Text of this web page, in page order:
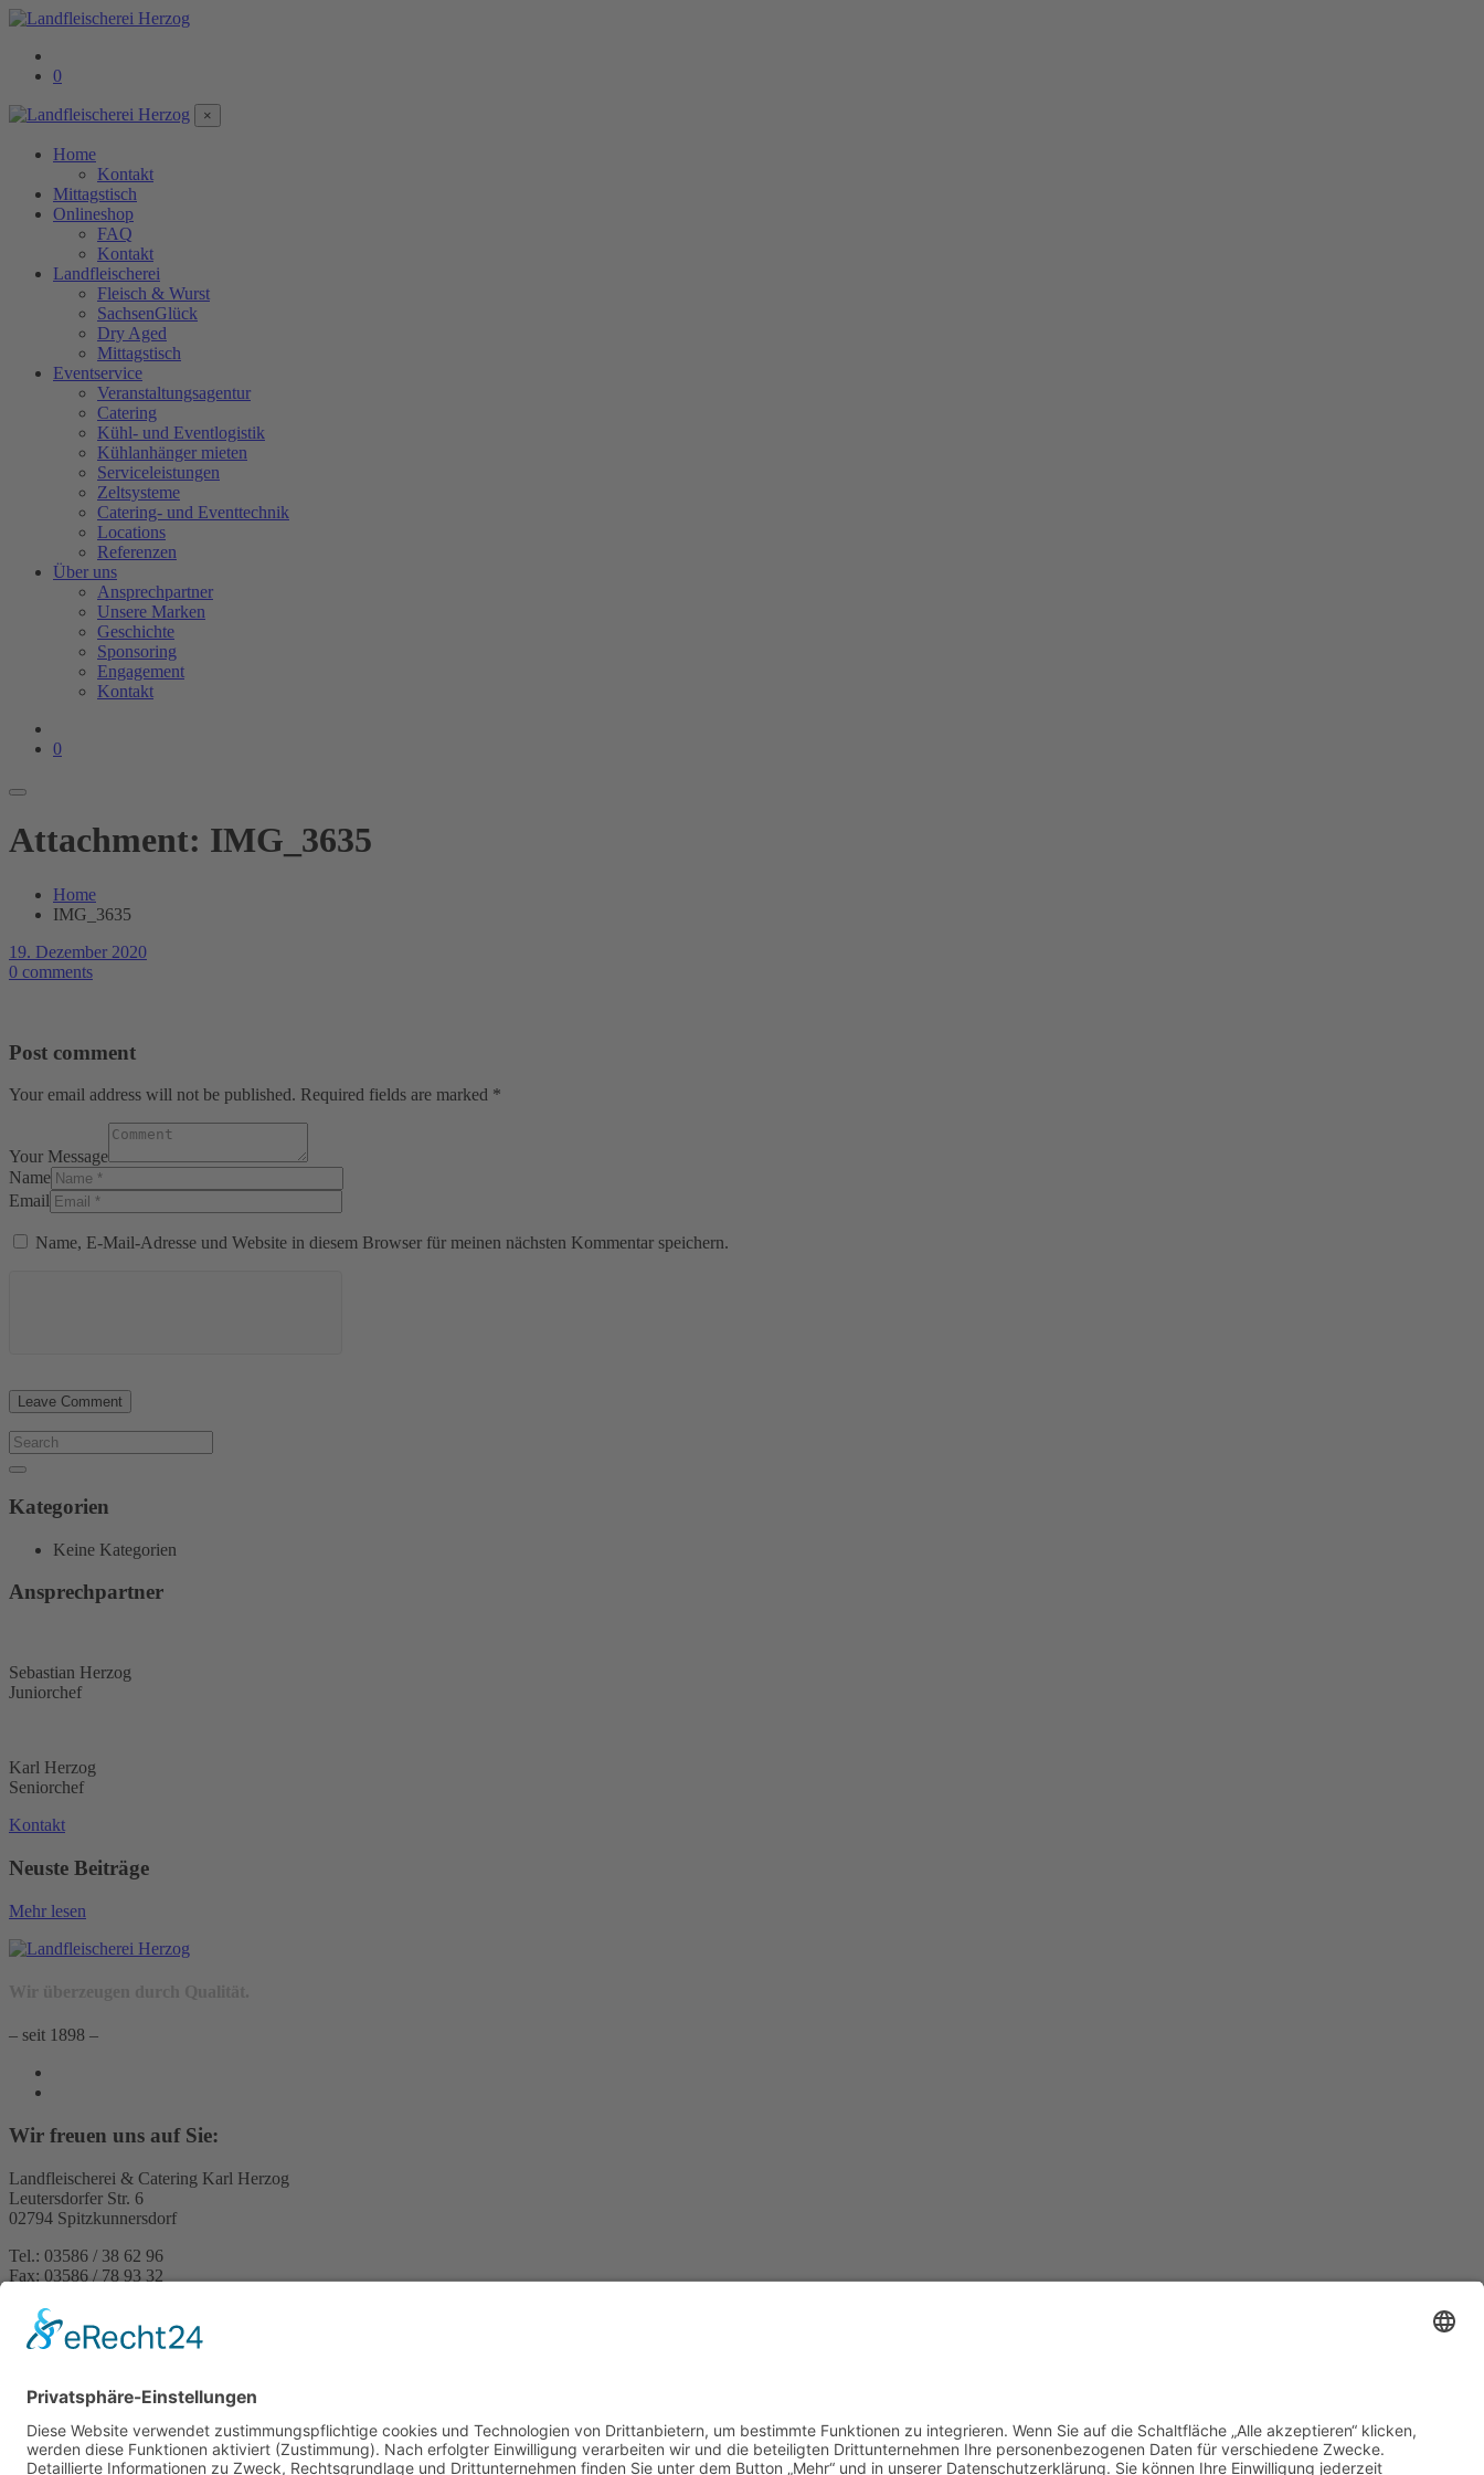
0
×
Home
Kontakt
Mittagstisch
Onlineshop
FAQ
Kontakt
Landfleischerei
Fleisch & Wurst
SachsenGlück
Dry Aged
Mittagstisch
Eventservice
Veranstaltungsagentur
Catering
Kühl- und Eventlogistik
Kühlanhänger mieten
Serviceleistungen
Zeltsysteme
Catering- und Eventtechnik
Locations
Referenzen
Über uns
Ansprechpartner
Unsere Marken
Geschichte
Sponsoring
Engagement
Kontakt
0
Attachment: IMG_3635
Home
IMG_3635
19. Dezember 2020
0 comments
Post comment
Your email address will not be published. Required fields are marked *
Your Message
Name
Email
Name, E-Mail-Adresse und Website in diesem Browser für meinen nächsten Kommentar speichern.
Kategorien
Keine Kategorien
Ansprechpartner
Sebastian Herzog
Juniorchef
Karl Herzog
Seniorchef
Kontakt
Neuste Beiträge
Mehr lesen
– seit 1898 –
Wir freuen uns auf Sie:
Landfleischerei & Catering Karl Herzog
Leutersdorfer Str. 6
02794 Spitzkunnersdorf
Tel.: 03586 / 38 62 96
Fax: 03586 / 78 93 32
Startseite
Onlineshop
AGB
Vertrag widerrufen
Impressum
Datenschutzerklärung